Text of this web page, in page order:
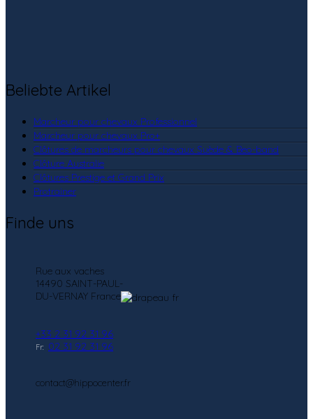
Beliebte Artikel
Marcheur pour chevaux Professionnel
Marcheur pour chevaux Pro+
Clôtures de marcheurs pour chevaux Suède & Beo-band
Clôture Australie
Clôtures Prestige et Grand Prix
Protrainer
Finde uns
Rue aux vaches
14490 SAINT-PAUL-
DU-VERNAY France
+33 2 31 92 31 96
Fr: 02 31 92 31 96
contact@hippocenter.fr